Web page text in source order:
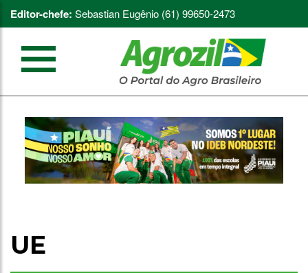
Editor-chefe: Sebastian Eugênio (61) 99650-2473
UE